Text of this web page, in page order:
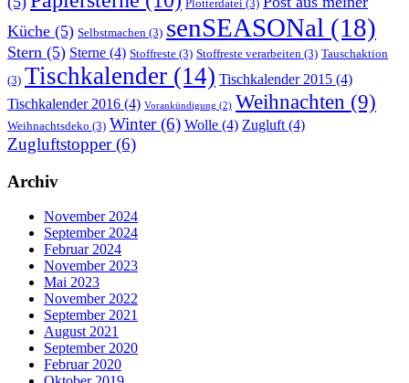
Plotterdatei (3)
Küche (5) Selbstmachen (3) senSEASONal (18)
Stern (5) Sterne (4) Stoffreste (3) Stoffreste verarbeiten (3) Tauschaktion
(3) Tischkalender (14) Tischkalender 2015 (4)
Tischkalender 2016 (4) Vorankündigung (2) Weihnachten (9)
Weihnachtsdeko (3) Winter(6) Wolle (4) Zugluft (4)
Zugluftstopper(6)
Archiv
November 2024
September 2024
Februar 2024
November 2023
Mai 2023
November 2022
September 2021
August 2021
September 2020
Februar 2020